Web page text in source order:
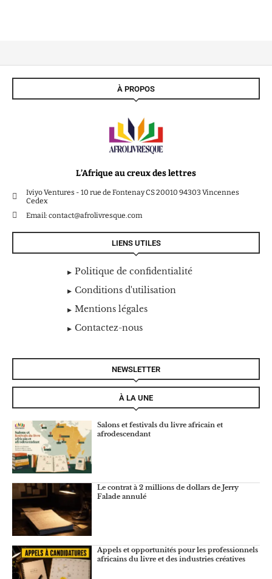
À PROPOS
L’Afrique au creux des lettres
Iviyo Ventures - 10 rue de Fontenay CS 20010 94303 Vincennes
Cedex
Email: contact@afrolivresque.com
LIENS UTILES
Politique de confidentialité
Conditions d'utilisation
Mentions légales
Contactez-nous
NEWSLETTER
À LA UNE
Salons et festivals du livre africain et
afrodescendant
Le contrat à 2 millions de dollars de Jerry
Falade annulé
Appels et opportunités pour les professionnels
africains du livre et des industries créatives